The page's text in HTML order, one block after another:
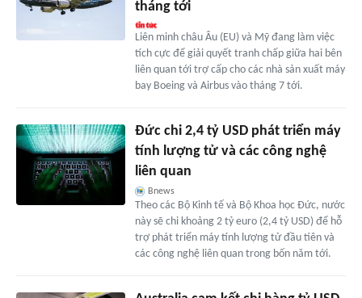
tháng tới
Liên minh châu Âu (EU) và Mỹ đang làm việc
tích cực để giải quyết tranh chấp giữa hai bên
liên quan tới trợ cấp cho các nhà sản xuất máy
bay Boeing và Airbus vào tháng 7 tới.
Đức chi 2,4 tỷ USD phát triển máy
tính lượng tử và các công nghệ
liên quan
Bnews
Theo các Bộ Kinh tế và Bộ Khoa học Đức, nước
này sẽ chi khoảng 2 tỷ euro (2,4 tỷ USD) để hỗ
trợ phát triển máy tính lượng tử đầu tiên và
các công nghệ liên quan trong bốn năm tới.